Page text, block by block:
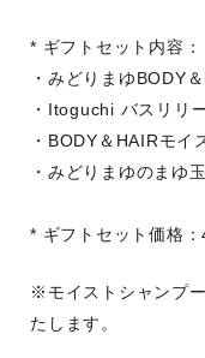
* ギフトセット内容：
・みどりまゆBODY
・Itoguchi バスリリ
・BODY＆HAIRモ
・みどりまゆのまゆ
* ギフトセット価格：
※モイストシャンプー
たします。